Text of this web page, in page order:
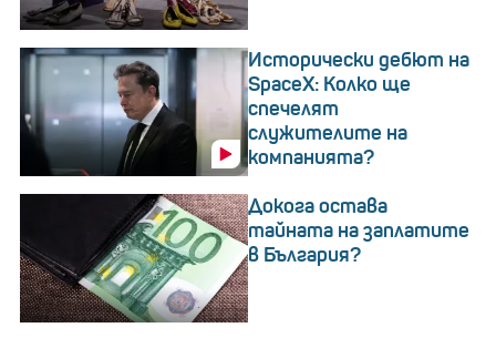
Исторически дебют на
SpaceX: Колко ще
спечелят
служителите на
компанията?
Докога остава
тайната на заплатите
в България?